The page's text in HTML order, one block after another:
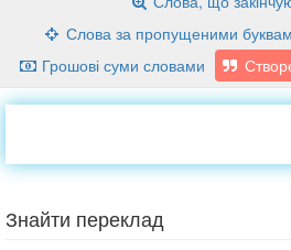
Слова за пропущеними
Грошові суми словами
Знайти переклад